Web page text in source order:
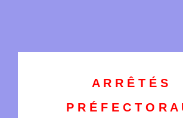
A R R Ê T É S
P R É F E C T O R A